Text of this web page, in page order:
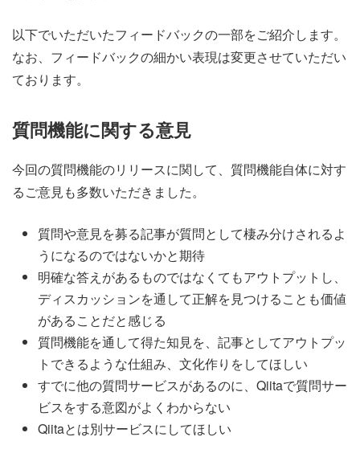
以下でいただいたフィードバックの一部をご紹介します。
なお、フィードバックの細かい表現は変更させていただい
ております。
質問機能に関する意見
今回の質問機能のリリースに関して、質問機能自体に対す
るご意見も多数いただきました。
質問や意見を募る記事が質問として棲み分けされるよ
うになるのではないかと期待
明確な答えがあるものではなくてもアウトプットし、
ディスカッションを通して正解を見つけることも価値
があることだと感じる
質問機能を通して得た知見を、記事としてアウトプッ
トできるような仕組み、文化作りをしてほしい
すでに他の質問サービスがあるのに、Qiitaで質問サー
ビスをする意図がよくわからない
Qiitaとは別サービスにしてほしい